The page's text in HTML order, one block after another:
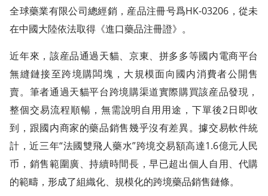
全球藥業有限公司總經銷，産品注冊号爲HK-03206，從未
在中國大陸依法取得《進口藥品注冊證》。
近年來，該産品通過天貓、京東、拼多多等國内電商平台
無縫鏈接至跨境購闆塊，大規模面向國内消費者公開售
賣。筆者通過天貓平台跨境購渠道實際購買該産品發現，
整個交易流程順暢，無需說明自用用途，下單後2日即收
到，跟國内商家的藥品銷售幾乎沒有差異。據交易軟件統
計，近三年“法國雙飛人藥水”跨境交易額高達1.6億元人民
币，銷售範圍廣、持續時間長，早已超出個人自用、代購
的範疇，形成了組織化、規模化的跨境藥品銷售鏈條。